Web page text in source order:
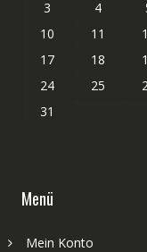
3
4
10
11
17
18
24
25
31
Menü
Mein Konto